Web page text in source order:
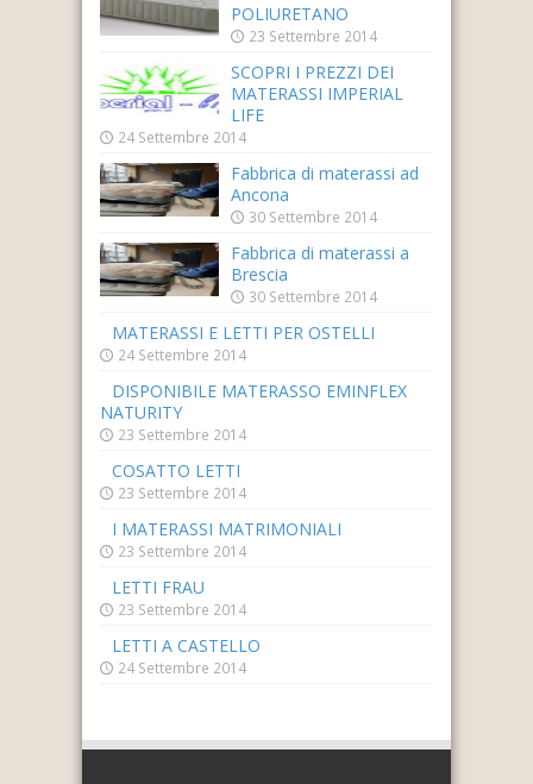
POLIURETANO
23 Settembre 2014
SCOPRI I PREZZI DEI
MATERASSI IMPERIAL
LIFE
24 Settembre 2014
Fabbrica di materassi ad
Ancona
30 Settembre 2014
Fabbrica di materassi a
Brescia
30 Settembre 2014
MATERASSI E LETTI PER OSTELLI
24 Settembre 2014
DISPONIBILE MATERASSO EMINFLEX
NATURITY
23 Settembre 2014
COSATTO LETTI
23 Settembre 2014
I MATERASSI MATRIMONIALI
23 Settembre 2014
LETTI FRAU
23 Settembre 2014
LETTI A CASTELLO
24 Settembre 2014